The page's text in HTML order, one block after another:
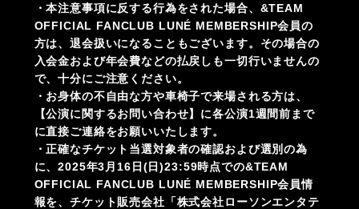
・本注意事項に反する行為をされた場合、&TEAM
OFFICIAL FANCLUB LUNÉ MEMBERSHIP会員の
方は、退会扱いになることもございます。その場合の
入会金および年会費などの払戻しも一切行いませんの
で、十分にご注意ください。
・お身体の不自由な方や車椅子で来場される方は、
【公演に関するお問い合わせ】に各公演1週間前まで
に直接ご連絡をお願いいたします。
・正確なチケット当選対象者の確認および選別の為
に、2025年3月16日(日)23:59時点での&TEAM
OFFICIAL FANCLUB LUNÉ MEMBERSHIP会員情
報を、チケット販売会社「株式会社ローソンエンタテ